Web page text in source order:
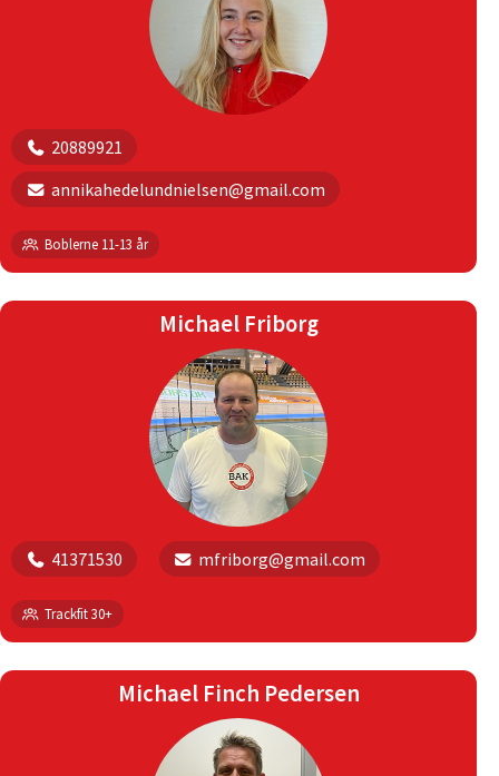
20889921
annikahedelundnielsen@gmail.com
Boblerne 11-13 år
Michael Friborg
41371530 mfriborg@gmail.com
Trackfit 30+
Michael Finch Pedersen